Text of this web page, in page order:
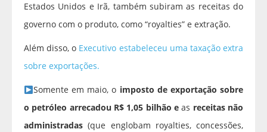
Estados Unidos e Irã, também subiram as receitas do
governo com o produto, como “royalties” e extração.
Além disso, o Executivo estabeleceu uma taxação extra
sobre exportações.
Somente em maio, o imposto de exportação sobre
o petróleo arrecadou R$ 1,05 bilhão e as receitas não
administradas (que englobam royalties, concessões,